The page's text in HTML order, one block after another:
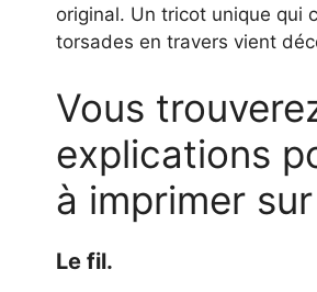
original. Un tricot unique qui
torsades en travers vient
Vous
explications
à imprimer
Le fil.